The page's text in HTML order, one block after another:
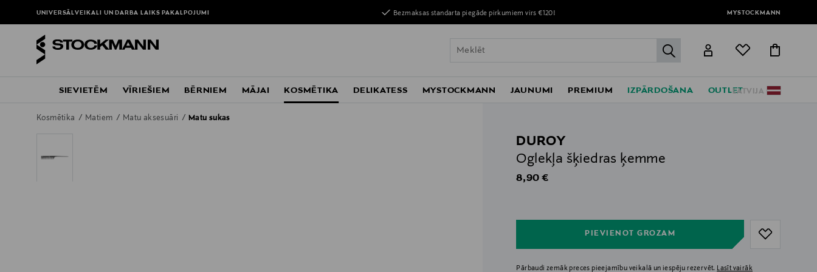
UNIVERSĀLVEIKALI UN DARBA LAIKSPAKALPOJUMI Bezmaksas standarta piegāde pirkumiem virs €120! MYSTOCKMANN
label.header.go
LATVIJA
SIEVIETĒM VĪRIEŠIEM BĒRNIEM MĀJAI KOSMĒTIKA DELIKATESS MYSTOCKMANN JAUNUMI PREMIUM IZPĀRDOŠANA OUTLET
Kosmētika Matiem Matu aksesuāri Matu sukas
DUROY
Oglekļa šķiedras ķemme
Original Price
8,90 €
PIEVIENOT GROZAM
Pārbaudi zemāk preces pieejamību veikalā un iespēju rezervēt. Lasīt vairāk